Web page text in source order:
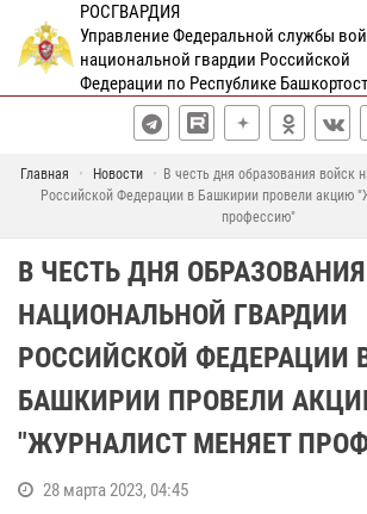
РОСГВАРДИЯ
Управление Федеральной службы
национальной гвардии Российской
Федерации по Республике
Главная Новости
В честь дня образования войск
Российской Федерации в Башкирии провели акцию
профессию"
В ЧЕСТЬ ДНЯ
НАЦИОНАЛЬНОЙ ГВАРДИИ
РОССИЙСКОЙ ФЕДЕРАЦИИ
БАШКИРИИ ПРОВЕЛИ
"ЖУРНАЛИСТ МЕНЯЕТ
28 марта 2023, 04:45